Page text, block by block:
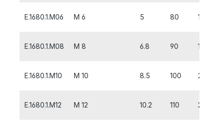
E.1680.1.M06 M 6 5 80 16
E.1680.1.M08 M 8 6.8 90 18
E.1680.1.M10 M 10 8.5 100 20
E.1680.1.M12 M 12 10.2 110 22